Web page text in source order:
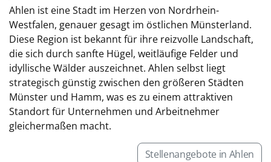
Ahlen ist eine Stadt im Herzen von Nordrhein-
Westfalen, genauer gesagt im östlichen Münsterland.
Diese Region ist bekannt für ihre reizvolle Landschaft,
die sich durch sanfte Hügel, weitläufige Felder und
idyllische Wälder auszeichnet. Ahlen selbst liegt
strategisch günstig zwischen den größeren Städten
Münster und Hamm, was es zu einem attraktiven
Standort für Unternehmen und Arbeitnehmer
gleichermaßen macht.
Stellenangebote in Ahlen